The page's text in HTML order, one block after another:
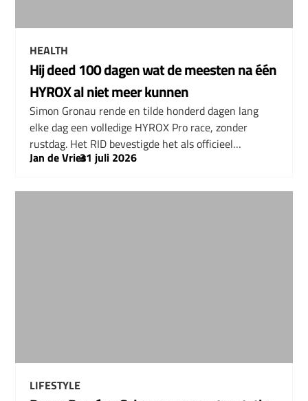
HEALTH
Hij deed 100 dagen wat de meesten na één
HYROX al niet meer kunnen
Simon Gronau rende en tilde honderd dagen lang
elke dag een volledige HYROX Pro race, zonder
rustdag. Het RID bevestigde het als officieel…
Jan de Vries
–
31 juli 2026
LIFESTYLE